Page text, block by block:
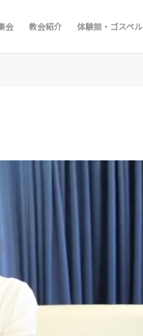
会 教会紹介 体験談・ゴスペル